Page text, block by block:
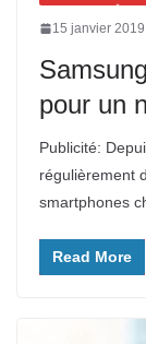
15 janvier 2019
pour un
Publicité:
régulièrement
smartphones
Read More